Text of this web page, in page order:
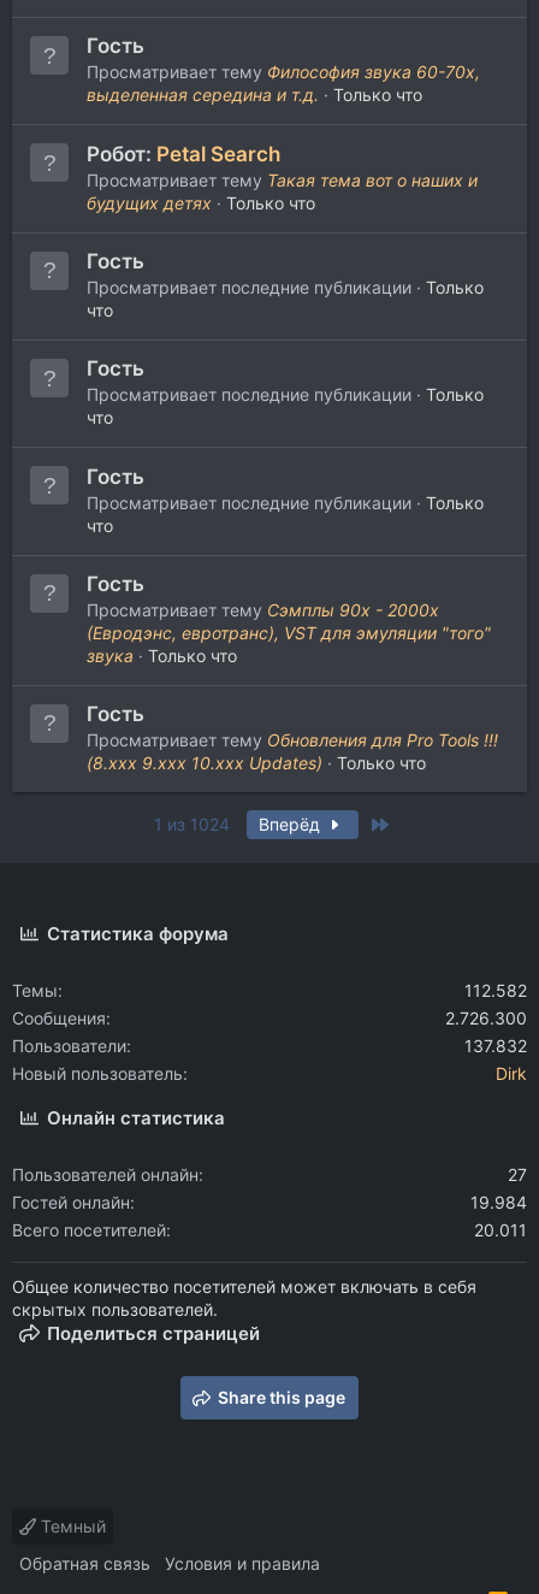
Гость
Просматривает тему Философия звука 60-70х,
выделенная середина и т.д.
Только что
Робот: Petal Search
Просматривает тему Такая тема вот о наших и
будущих детях
Только что
Гость
Просматривает последние публикации
Только
что
Гость
Просматривает последние публикации
Только
что
Гость
Просматривает последние публикации
Только
что
Гость
Просматривает тему Сэмплы 90х - 2000х
(Евродэнс, евротранс), VST для эмуляции "того"
звука
Только что
Гость
Просматривает тему Oбновления для Pro Tools !!!
(8.xxx 9.xxx 10.xxx Updates)
Только что
1 из 1024 Вперёд
Статистика форума
Темы
112.582
Сообщения
2.726.300
Пользователи
137.832
Новый пользователь
Dirk
Онлайн статистика
Пользователей онлайн
27
Гостей онлайн
19.984
Всего посетителей
20.011
Общее количество посетителей может включать в себя
скрытых пользователей.
Поделиться страницей
Share this page
Темный
Обратная связь
Условия и правила